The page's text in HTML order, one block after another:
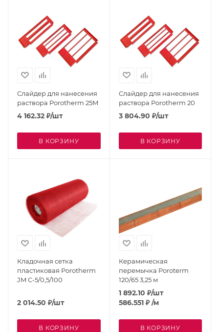
Слайдер для нанесения
раствора Porotherm 25M
4 162.32 ₽/шт
В КОРЗИНУ
Слайдер для нанесения
раствора Porotherm 20
3 804.90 ₽/шт
В КОРЗИНУ
Кладочная сетка
пластиковая Porotherm
JM C-5/0,5/100
2 014.50 ₽/шт
В КОРЗИНУ
Керамическая
перемычка Poroterm
120/65 3,25 м
1 892.10 ₽/шт
586.551 ₽ /м
В КОРЗИНУ